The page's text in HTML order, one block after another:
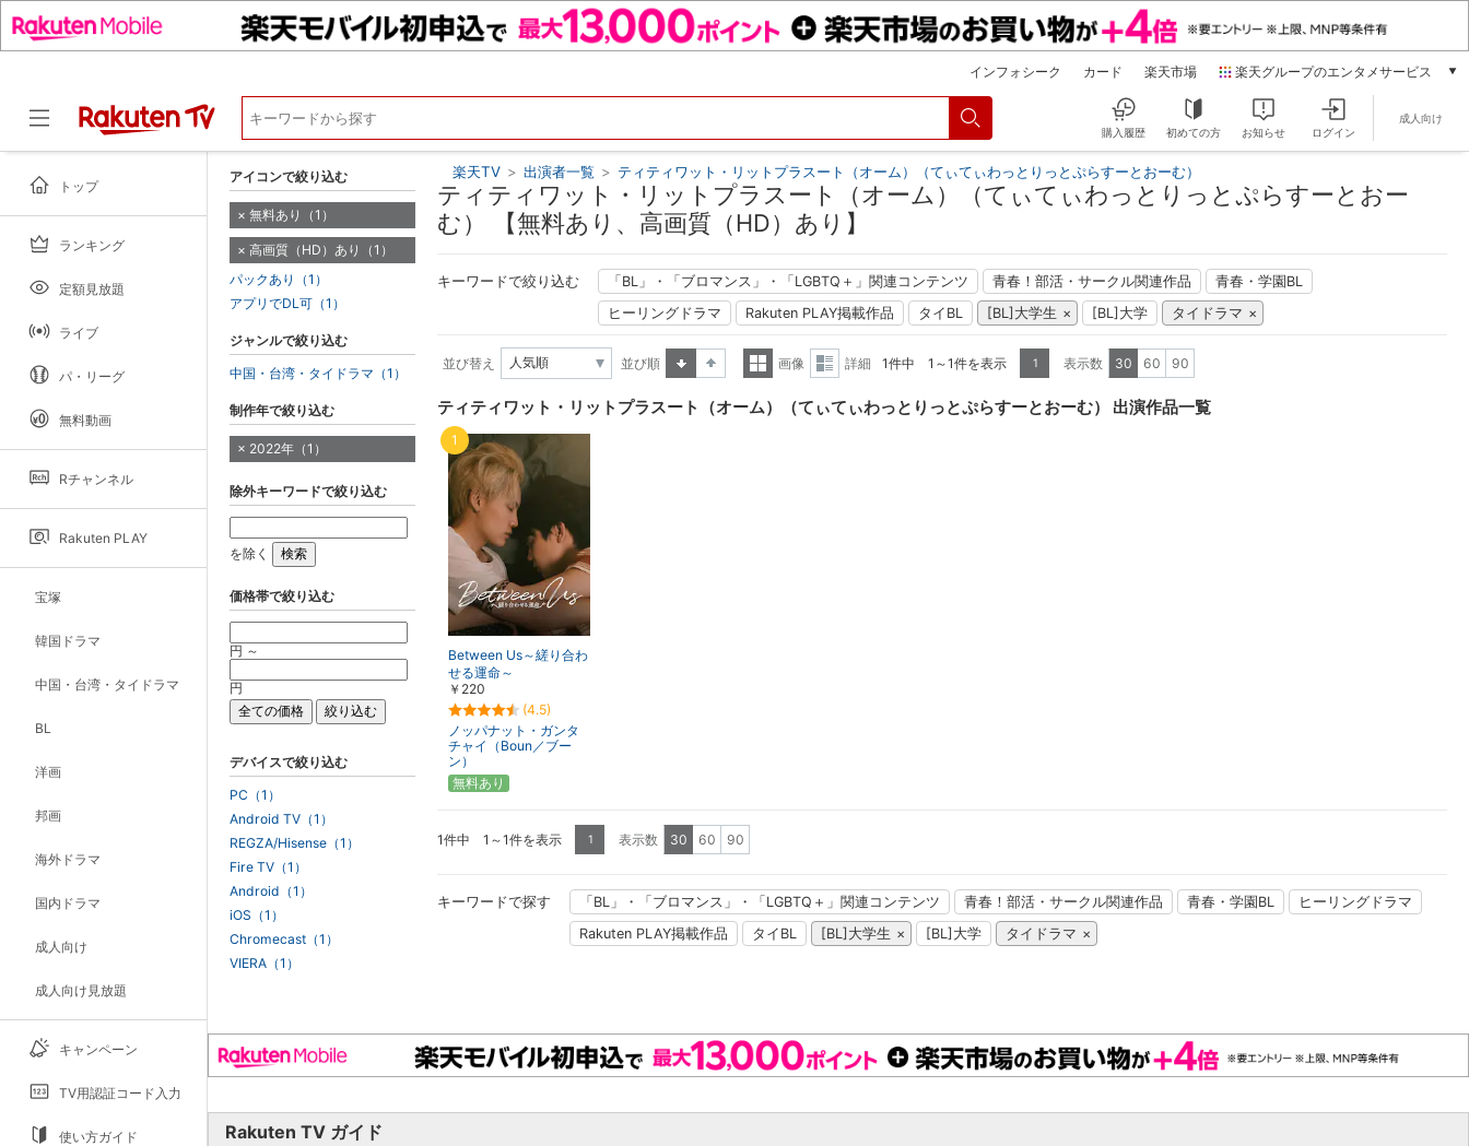
インフォシーク カード 楽天市場 楽天グループのエンタメサービス
本/ゲーム/CD/DVD
電子書籍
楽天マガジン
動画配信
購入履歴 初めての方 お知らせ ログイン
成人向け
トップ
ランキング
定額見放題
ライブ
パ・リーグ
無料動画
Rチャンネル
Rakuten PLAY
宝塚
韓国ドラマ
中国・台湾・タイドラマ
BL
洋画
邦画
海外ドラマ
国内ドラマ
成人向け
成人向け見放題
キャンペーン
TV用認証コード入力
使い方ガイド
楽天TV > 出演者一覧 > ティティワット・リットプラスート（オーム）（てぃてぃわっとりっとぷらすーとおーむ）
ティティワット・リットプラスート（オーム）（てぃてぃわっとりっとぷらすーとおー
む） 【無料あり、高画質（HD）あり】
キーワードで絞り込む 「BL」・「ブロマンス」・「LGBTQ＋」関連コンテンツ 青春！部活・サークル関連作品
青春・学園BL
ヒーリングドラマ
Rakuten PLAY掲載作品 タイBL [BL]大学生 [BL]大学 タイドラマ
並び替え
並び順
表示
画像
表示
詳細 1件中 1～1件を表示 1 表示数 30 60 90
ティティワット・リットプラスート（オーム）（てぃてぃわっとりっとぷらすーとおーむ） 出演作品一覧
Between Us～縒り合わ
せる運命～
￥220
(4.5)
ノッパナット・ガンタ
チャイ（Boun／ブー
ン）
1
無料あり
1件中 1～1件を表示 1 表示数 30 60 90
キーワードで探す 「BL」・「ブロマンス」・「LGBTQ＋」関連コンテンツ 青春！部活・サークル関連作品 青春・学園BL
ヒーリングドラマ
Rakuten PLAY掲載作品
タイBL [BL]大学生 [BL]大学 タイドラマ
アイコンで絞り込む
無料あり（1）
高画質（HD）あり（1）
パックあり（1）
アプリでDL可（1）
ジャンルで絞り込む
中国・台湾・タイドラマ（1）
制作年で絞り込む
2022年（1）
除外キーワードで絞り込む
を除く
価格帯で絞り込む
円 ～
円
デバイスで絞り込む
PC（1）
Android TV（1）
REGZA/Hisense（1）
Fire TV（1）
Android（1）
iOS（1）
Chromecast（1）
VIERA（1）
Rakuten TV ガイド